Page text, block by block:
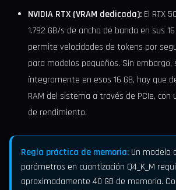
NVIDIA RTX (VRAM dedicada): El RTX
1.792 GB/s de ancho de banda en sus
permite velocidades de tokens por
para modelos pequeños. Sin embargo,
íntegramente en esos 16 GB, hay que
RAM del sistema a través de PCIe, con
de rendimiento.
Regla práctica de memoria: Un modelo
parámetros en cuantización Q4_K_M
aproximadamente 40 GB de memoria.